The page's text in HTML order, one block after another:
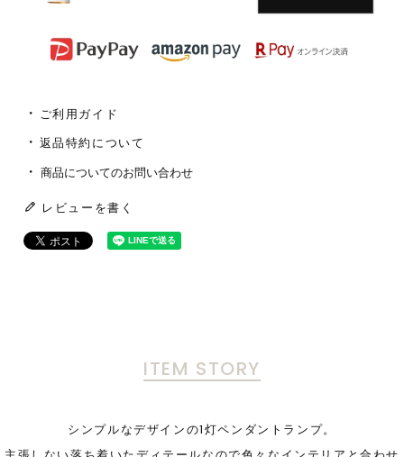
ご利用ガイド
返品特約について
商品についてのお問い合わせ
レビューを書く
ITEM STORY
シンプルなデザインの1灯ペンダントランプ。